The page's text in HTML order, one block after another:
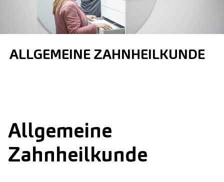
ALLGEMEINE ZAHNHEILKUNDE
Allgemeine
Zahnheilkunde